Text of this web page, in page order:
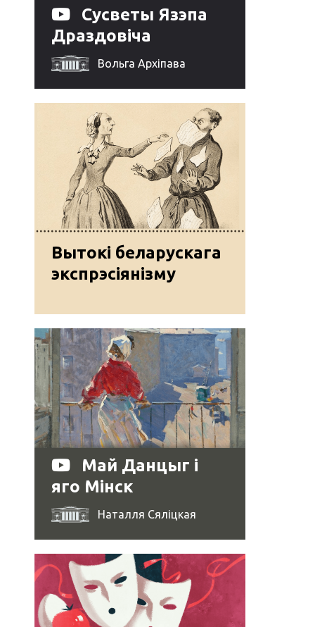
Сусветы Язэпа
Драздовіча
Вольга Архіпава
Вытокі беларускага
экспрэсіянізму
Май Данцыг і
яго Мінск
Наталля Сяліцкая